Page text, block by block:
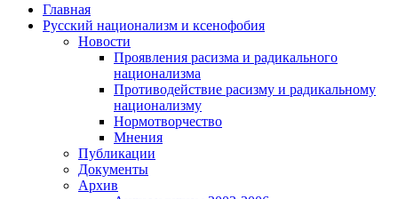
Главная
Русский национализм и ксенофобия
Новости
Проявления расизма и радикального
национализма
Противодействие расизму и радикальному
национализму
Нормотворчество
Мнения
Публикации
Документы
Архив